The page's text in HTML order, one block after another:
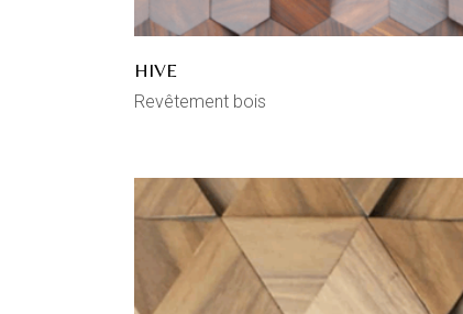
HIVE
Revêtement bois